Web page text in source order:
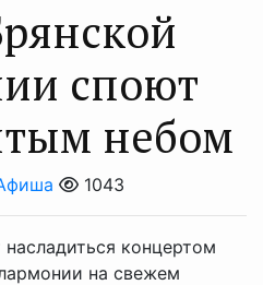
споют
небом
1043
концертом
на свежем